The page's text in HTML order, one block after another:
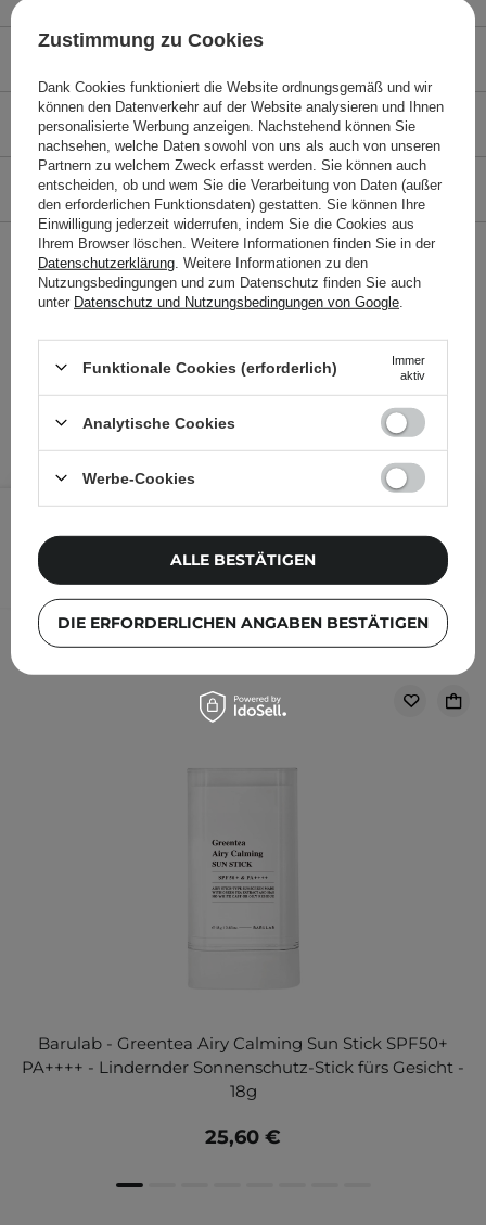
19,00 € /Stk.
IN DEN WARENKORB
KUNDENREZENSIONEN
ÖKOLOGIE
STELLEN SIE EINE FRAGE
Folgende Produkte wurden von
anderen Kunden geprüft
Barulab - Greentea Airy Calming Sun Stick SPF50+
PA++++ - Lindernder Sonnenschutz-Stick fürs Gesicht -
18g
25,60 €
Zustimmung zu Cookies
Dank Cookies funktioniert die Website ordnungsgemäß und wir
können den Datenverkehr auf der Website analysieren und Ihnen
personalisierte Werbung anzeigen. Nachstehend können Sie
nachsehen, welche Daten sowohl von uns als auch von unseren
Partnern zu welchem Zweck erfasst werden. Sie können auch
entscheiden, ob und wem Sie die Verarbeitung von Daten (außer
den erforderlichen Funktionsdaten) gestatten. Sie können Ihre
Einwilligung jederzeit widerrufen, indem Sie die Cookies aus
Ihrem Browser löschen. Weitere Informationen finden Sie in der
Datenschutzerklärung . Weitere Informationen zu den
Nutzungsbedingungen und zum Datenschutz finden Sie auch
unter Datenschutz und Nutzungsbedingungen von Google
Funktionale Cookies (erforderlich)
Immer
aktiv
Analytische Cookies
Werbe-Cookies
DIE ERFORDERLICHEN ANGABEN BESTÄTIGEN
ALLE BESTÄTIGEN